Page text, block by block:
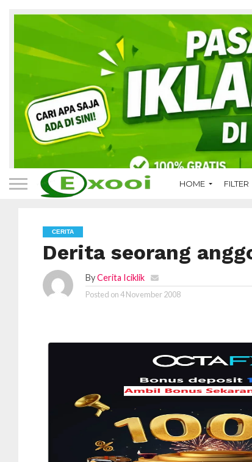
HOME FILTER
CERITA
Derita seorang
By Cerita Iciklik
Posted on 4 November 2008